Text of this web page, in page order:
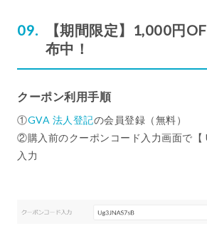
【期間限定】1,000円
布中！
クーポン利用手順
①GVA 法人登記の会員登録（無料）
②購入前のクーポンコード入力画面で【
入力